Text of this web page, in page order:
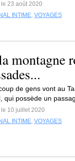
le 23 août 2020
INTIME, VOYAGES
montagne
de gens vont au
qui possède un
le 10 juillet 2020
INTIME, VOYAGES